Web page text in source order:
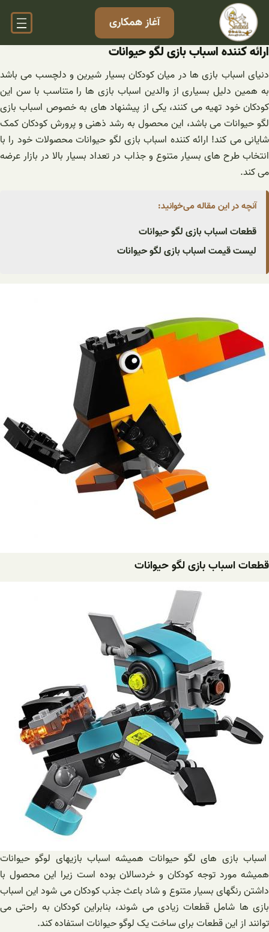
رفتن
محتوا
آغاز همکاری
ارائه کننده اسباب بازی لگو حیوانات
دنیای اسباب بازی ها در میان کودکان بسیار شیرین و دلچسب می باشد
به همین دلیل بسیاری از والدین اسباب بازی ها را متناسب با سن این
کودکان خود تهیه می کنند، یکی از پیشنهاد های به خصوص اسباب بازی
لگو حیوانات می باشد، این محصول به رشد ذهنی و پرورش کودکان کمک
شایانی می‌ کند! ارائه کننده اسباب بازی لگو حیوانات محصولات خود را با
انتخاب طرح های بسیار متنوع و جذاب در تعداد بسیار بالا در بازار عرضه
می کند.
آنچه در این مقاله می‌خوانید:
قطعات اسباب بازی لگو حیوانات
لیست قیمت اسباب بازی لگو حیوانات
قطعات اسباب بازی لگو حیوانات
اسباب بازی های لگو حیوانات همیشه اسباب بازیهای لوگو حیوانات
همیشه مورد توجه کودکان و خردسالان بوده است زیرا این محصول با
داشتن رنگهای بسیار متنوع و شاد باعث جذب کودکان می شود این اسباب
بازی ها شامل قطعات زیادی می شوند، بنابراین کودکان به راحتی می‌
توانند از این قطعات برای ساخت یک لوگو حیوانات استفاده کند.